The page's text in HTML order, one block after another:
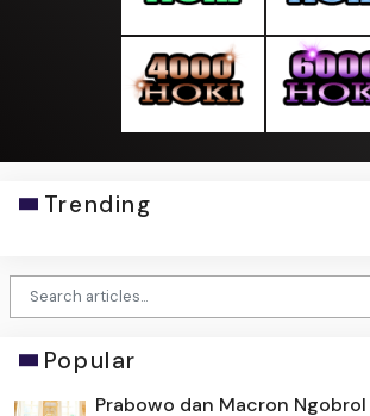
Trending
Popular
Prabowo dan Macron